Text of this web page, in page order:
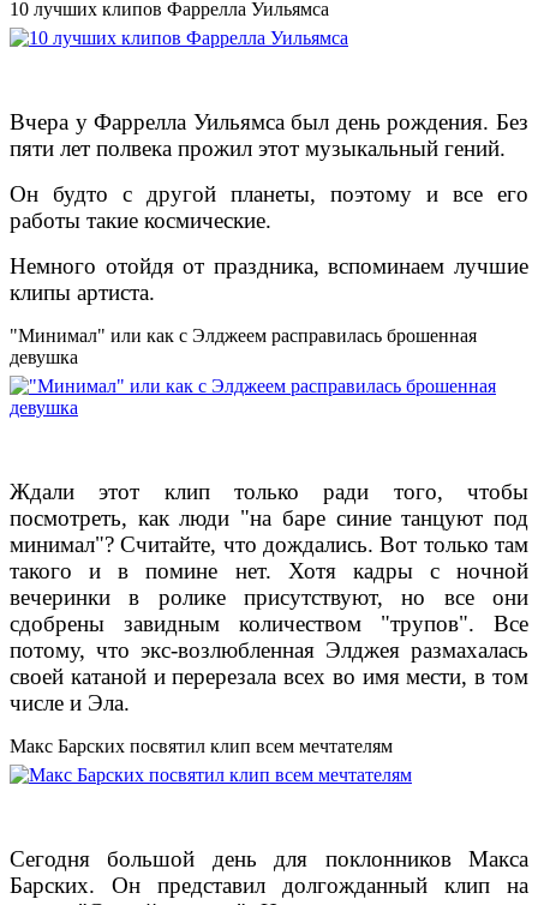
10 лучших клипов Фаррелла Уильямса
Вчера у Фаррелла Уильямса был день рождения. Без
пяти лет полвека прожил этот музыкальный гений.
Он будто с другой планеты, поэтому и все его
работы такие космические.
Немного отойдя от праздника, вспоминаем лучшие
клипы артиста.
"Минимал" или как с Элджеем расправилась брошенная
девушка
Ждали этот клип только ради того, чтобы
посмотреть, как люди "на баре синие танцуют под
минимал"? Считайте, что дождались. Вот только там
такого и в помине нет. Хотя кадры с ночной
вечеринки в ролике присутствуют, но все они
сдобрены завидным количеством "трупов". Все
потому, что экс-возлюбленная Элджея размахалась
своей катаной и перерезала всех во имя мести, в том
числе и Эла.
Макс Барских посвятил клип всем мечтателям
Сегодня большой день для поклонников Макса
Барских. Он представил долгожданный клип на